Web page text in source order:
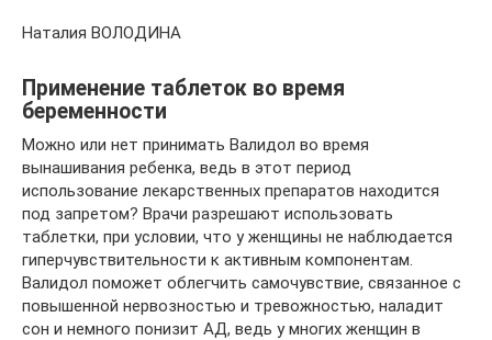
Наталия ВОЛОДИНА
Применение таблеток во время
беременности
Можно или нет принимать Валидол во время
вынашивания ребенка, ведь в этот период
использование лекарственных препаратов находится
под запретом? Врачи разрешают использовать
таблетки, при условии, что у женщины не наблюдается
гиперчувствительности к активным компонентам.
Валидол поможет облегчить самочувствие, связанное с
повышенной нервозностью и тревожностью, наладит
сон и немного понизит АД, ведь у многих женщин в